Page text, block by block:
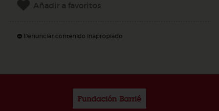
Añadir a favoritos
Denunciar contenido inapropiado